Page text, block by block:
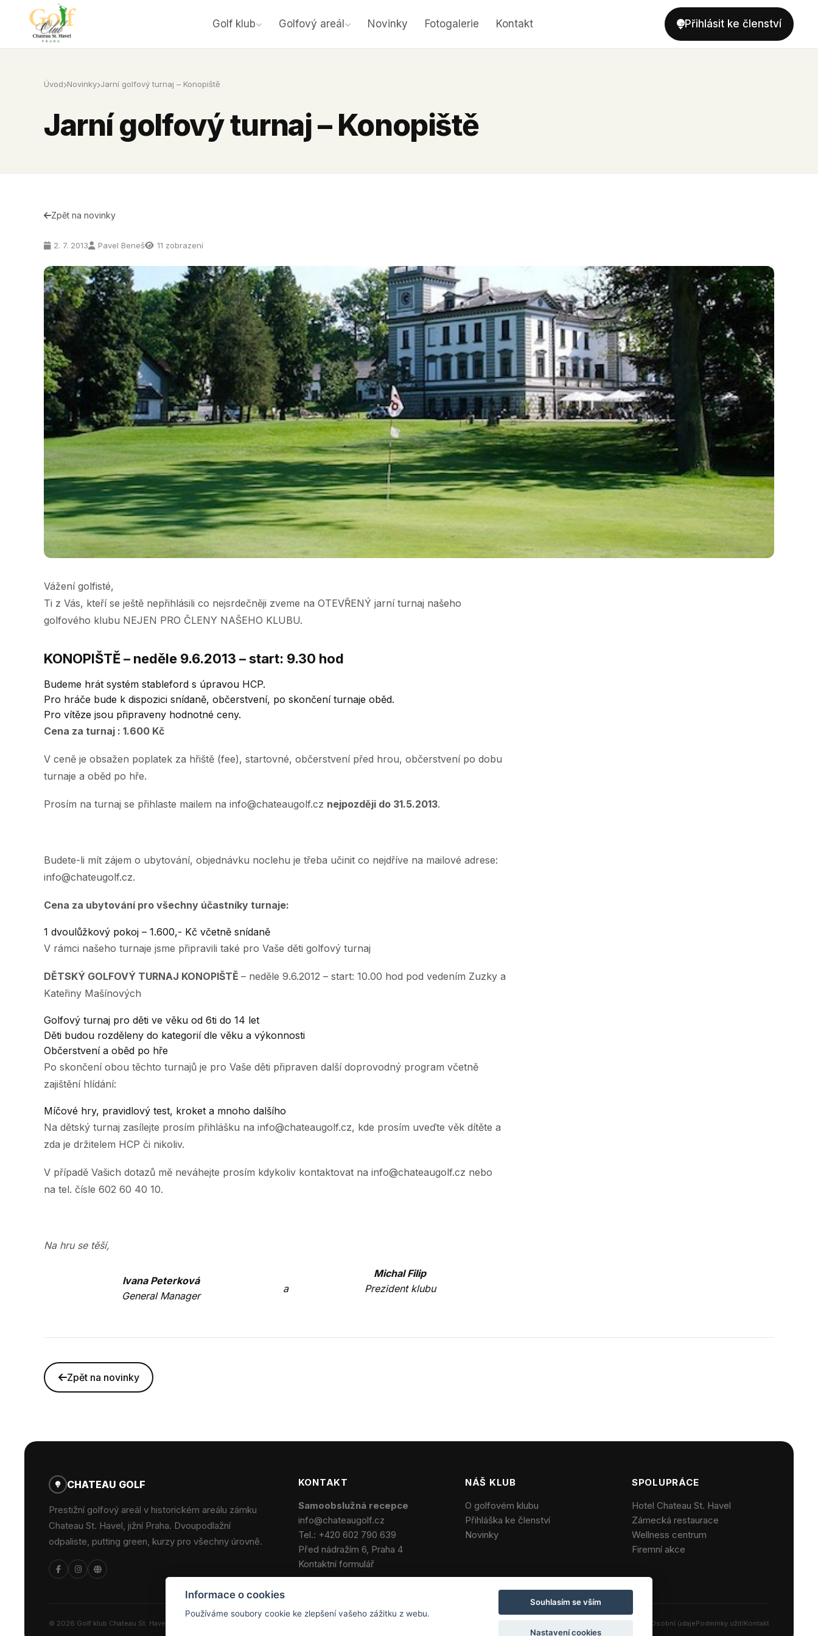
Golf klub Golfový areál Novinky Fotogalerie Kontakt Přihlásit ke členství
Úvod Novinky Jarní golfový turnaj – Konopiště
Jarní golfový turnaj – Konopiště
Zpět na novinky
2. 7. 2013 Pavel Beneš 11 zobrazení
Vážení golfisté,
Ti z Vás, kteří se ještě nepřihlásili co nejsrdečněji zveme na OTEVŘENÝ jarní turnaj našeho
golfového klubu NEJEN PRO ČLENY NAŠEHO KLUBU.
KONOPIŠTĚ – neděle 9.6.2013 – start: 9.30 hod
Budeme hrát systém stableford s úpravou HCP.
Pro hráče bude k dispozici snídaně, občerstvení, po skončení turnaje oběd.
Pro vítěze jsou připraveny hodnotné ceny.
Cena za turnaj : 1.600 Kč
V ceně je obsažen poplatek za hřiště (fee), startovné, občerstvení před hrou, občerstvení po dobu
turnaje a oběd po hře.
Prosím na turnaj se přihlaste mailem na info@chateaugolf.cz nejpozději do 31.5.2013.
Budete-li mít zájem o ubytování, objednávku noclehu je třeba učinit co nejdříve na mailové adrese:
info@chateugolf.cz.
Cena za ubytování pro všechny účastníky turnaje:
1 dvoulůžkový pokoj – 1.600,- Kč včetně snídaně
V rámci našeho turnaje jsme připravili také pro Vaše děti golfový turnaj
DĚTSKÝ GOLFOVÝ TURNAJ KONOPIŠTĚ – neděle 9.6.2012 – start: 10.00 hod pod vedením Zuzky a
Kateřiny Mašínových
Golfový turnaj pro děti ve věku od 6ti do 14 let
Děti budou rozděleny do kategorií dle věku a výkonnosti
Občerstvení a oběd po hře
Po skončení obou těchto turnajů je pro Vaše děti připraven další doprovodný program včetně
zajištění hlídání:
Míčové hry, pravidlový test, kroket a mnoho dalšího
Na dětský turnaj zasílejte prosím přihlášku na info@chateaugolf.cz, kde prosím uveďte věk dítěte a
zda je držitelem HCP či nikoliv.
V případě Vašich dotazů mě neváhejte prosím kdykoliv kontaktovat na info@chateaugolf.cz nebo
na tel. čísle 602 60 40 10.
Na hru se těší,
Ivana Peterková
General Manager
a
Michal Filip
Prezident klubu
Zpět na novinky
CHATEAU GOLF
Prestižní golfový areál v historickém areálu zámku
Chateau St. Havel, jižní Praha. Dvoupodlažní
odpaliste, putting green, kurzy pro všechny úrovně.
KONTAKT
Samoobslužná recepce
info@chateaugolf.cz
Tel.: +420 602 790 639
Před nádražím 6, Praha 4
Kontaktní formulář
NÁŠ KLUB
O golfovém klubu
Přihláška ke členství
Novinky
SPOLUPRÁCE
Hotel Chateau St. Havel
Zámecká restaurace
Wellness centrum
Firemní akce
© 2026 Golf klub Chateau St. Havel – všechna práva vyhrazena Osobní údajePodmínky užitíKontakt
Informace o cookies
Používáme soubory cookie ke zlepšení vašeho zážitku z webu.
Souhlasím se vším
Nastavení cookies